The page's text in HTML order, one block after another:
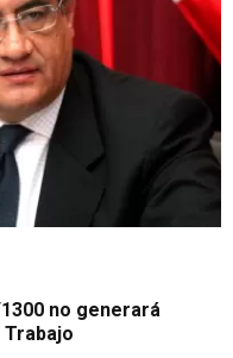
no generará